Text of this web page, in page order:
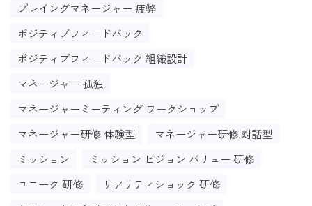
プレイングマネージャー 疲弊
ポジティブフィードバック
ポジティブフィードバック 組織設計
マネージャー 孤独
マネージャーミーティング ワークショップ
マネージャー研修 体験型
マネージャー研修 対話型
ミッション
ミッション ビジョン バリュー 研修
ユニーク 研修
リアリティショック 研修